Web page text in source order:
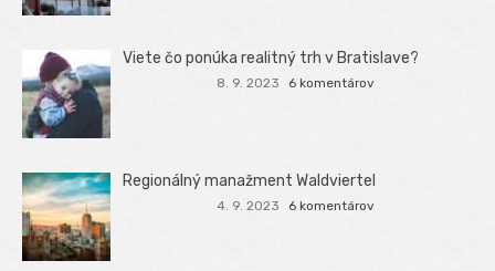
Viete čo ponúka realitný trh v Bratislave?
8. 9. 2023 6 komentárov
Regionálný manažment Waldviertel
4. 9. 2023 6 komentárov